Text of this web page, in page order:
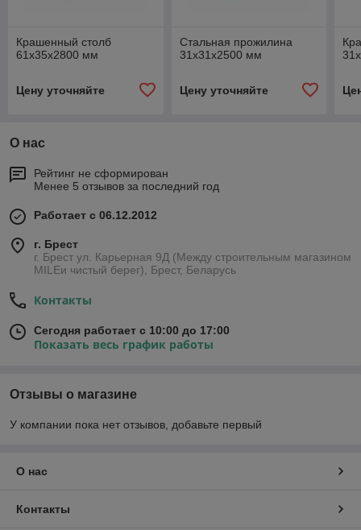
Крашенный столб
61x35x2800 мм
Цену уточняйте
Стальная прожилина
31x31x2500 мм
Цену уточняйте
О нас
Рейтинг не сформирован
Менее 5 отзывов за последний год
Работает с 06.12.2012
г. Брест
г. Брест ул. Карьерная 9Д (Между строительным магазином
MILEи чистый берег), Брест, Беларусь
Контакты
Сегодня работает с 10:00 до 17:00
Показать весь график работы
Отзывы о магазине
У компании пока нет отзывов, добавьте первый
О нас
Контакты